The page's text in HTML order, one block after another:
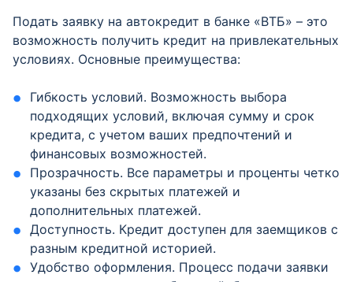
Подать заявку на автокредит в банке «ВТБ» – это
возможность получить кредит на привлекательных
условиях. Основные преимущества:
Гибкость условий. Возможность выбора
подходящих условий, включая сумму и срок
кредита, с учетом ваших предпочтений и
финансовых возможностей.
Прозрачность. Все параметры и проценты четко
указаны без скрытых платежей и
дополнительных платежей.
Доступность. Кредит доступен для заемщиков с
разным кредитной историей.
Удобство оформления. Процесс подачи заявки